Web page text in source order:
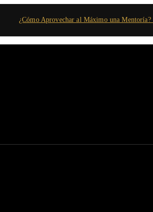
¿Cómo Aprovechar al Máximo una